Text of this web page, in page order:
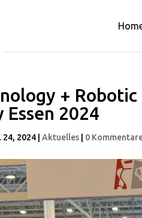
+
2024
24, 2024 |Aktuelles 0